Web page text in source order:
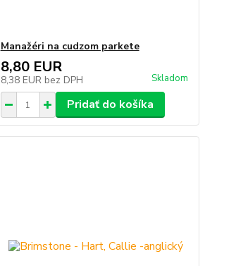
Manažéri na cudzom parkete
8,80 EUR
8,38 EUR bez DPH Skladom
Pridať do košíka